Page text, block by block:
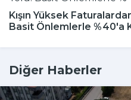
Kışın Yüksek
Basit Önlemlerle %40'a
Diğer Haberler